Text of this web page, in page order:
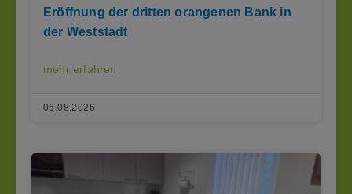
Eröffnung der dritten orangenen Bank in
der Weststadt
mehr erfahren
06.08.2026